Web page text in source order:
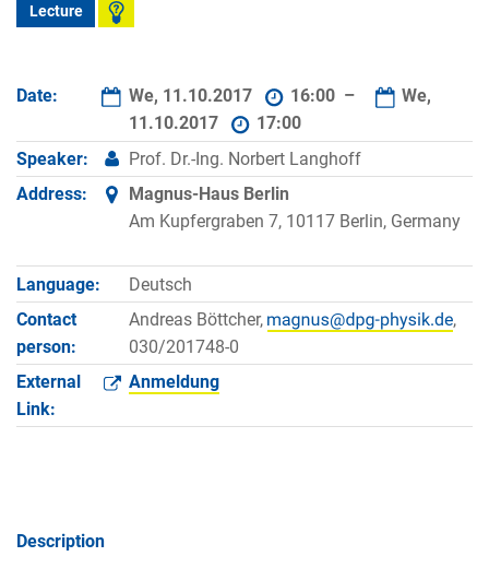
Lecture
Date: We, 11.10.2017 16:00 –
We,
11.10.2017
17:00
Speaker:
Prof. Dr.-Ing. Norbert Langhoff
Address:
Magnus-Haus Berlin
Am Kupfergraben 7, 10117 Berlin, Germany
Language:
Deutsch
Contact
person:
Andreas Böttcher,
,
030/201748-0
External
Link:
Anmeldung
Description